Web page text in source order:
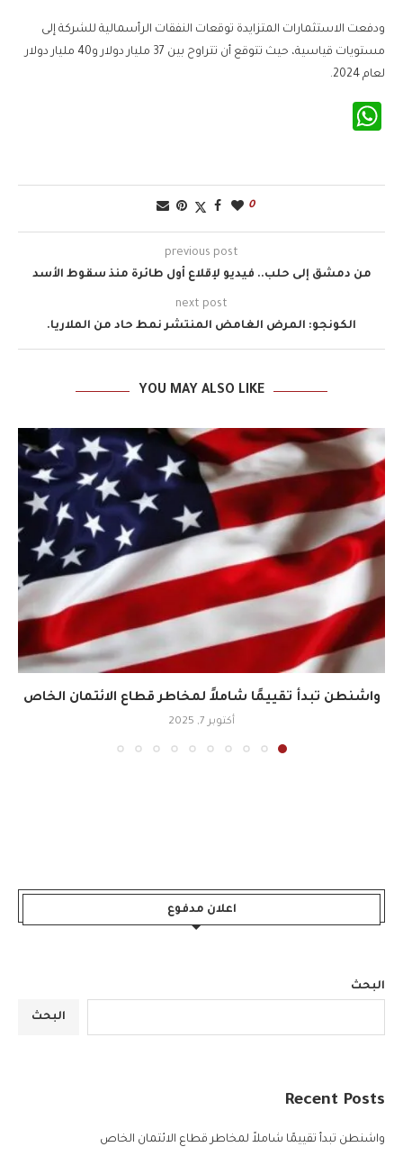
ودفعت الاستثمارات المتزايدة توقعات النفقات الرأسمالية للشركة إلى
مستويات قياسية، حيث تتوقع أن تتراوح بين 37 مليار دولار و40 مليار دولار
لعام 2024.
0
previous post
من دمشق إلى حلب.. فيديو لإقلاع أول طائرة منذ سقوط الأسد
next post
الكونجو: المرض الغامض المنتشر نمط حاد من الملاريا.
YOU MAY ALSO LIKE
واشنطن تبدأ تقييمًا شاملاً لمخاطر قطاع الائتمان الخاص
أكتوبر 7, 2025
اعلان مدفوع
البحث
البحث
Recent Posts
واشنطن تبدأ تقييمًا شاملاً لمخاطر قطاع الائتمان الخاص